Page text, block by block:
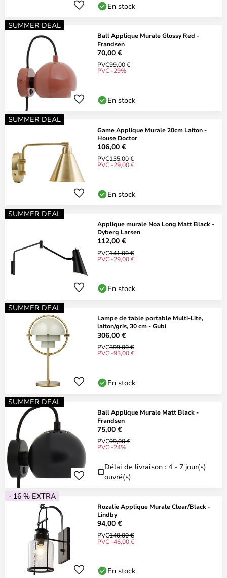
En stock
SUMMER DEAL
Ball Applique Murale Glossy Red -
Frandsen
70,00 €
PVC99,00 €
PVC -29%
En stock
SUMMER DEAL
Game Applique Murale 20cm Laiton -
House Doctor
106,00 €
PVC135,00 €
PVC -29,00 €
En stock
SUMMER DEAL
Applique murale Noa Long Matt Black -
Dyberg Larsen
112,00 €
PVC141,00 €
PVC -29,00 €
En stock
SUMMER DEAL
Lampe de table portable Multi-Lite,
laiton/gris, 30 cm - Gubi
306,00 €
PVC399,00 €
PVC -93,00 €
En stock
SUMMER DEAL
Ball Applique Murale Matt Black -
Frandsen
75,00 €
PVC99,00 €
PVC -24%
Délai de livraison : 4 - 7 jour(s)
ouvré(s)
- 16 % EXTRA
Rozalie Applique Murale Clear/Black -
Lindby
94,00 €
PVC140,00 €
PVC -46,00 €
En stock